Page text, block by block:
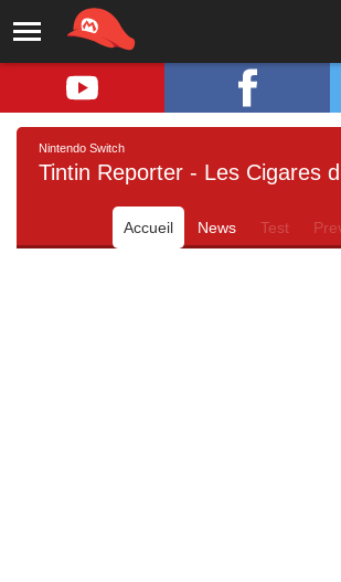
Nintendo Switch
Tintin Reporter - Les Cigares
Accueil News Test